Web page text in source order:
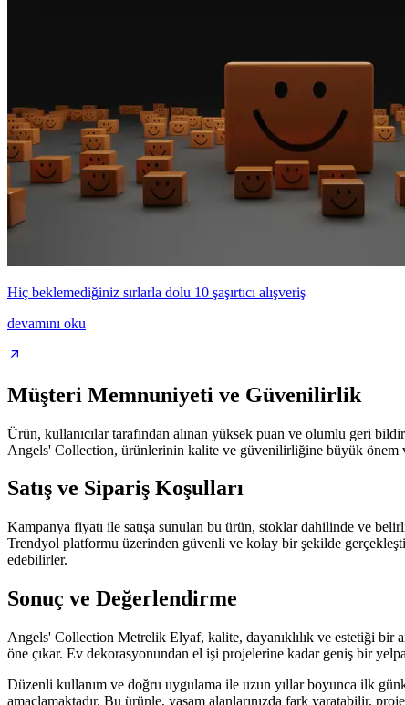
Hiç beklemediğiniz sırlarla dolu 10 şaşırtıcı alışveriş
devamını oku
Müşteri Memnuniyeti ve Güvenilirlik
Ürün, kullanıcılar tarafından alınan yüksek puan ve olumlu geri
Angels' Collection, ürünlerinin kalite ve güvenilirliğine büyük önem
Satış ve Sipariş Koşulları
Kampanya fiyatı ile satışa sunulan bu ürün, stoklar dahilinde ve
Trendyol platformu üzerinden güvenli ve kolay bir şekilde
edebilirler.
Sonuç ve Değerlendirme
Angels' Collection Metrelik Elyaf, kalite, dayanıklılık ve estetiği
öne çıkar. Ev dekorasyonundan el işi projelerine kadar geniş bir
Düzenli kullanım ve doğru uygulama ile uzun yıllar boyunca ilk
amaçlamaktadır. Bu ürünle, yaşam alanlarınızda fark yaratabilir,